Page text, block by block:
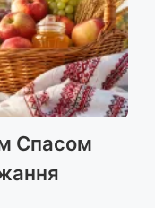
Спасом